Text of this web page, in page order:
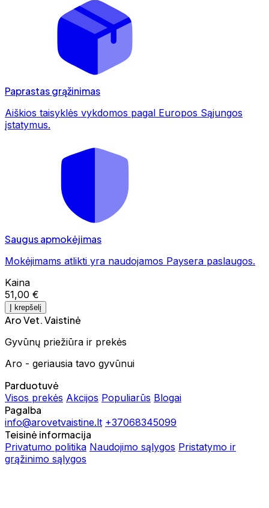
Paprastas grąžinimas
Aiškios taisyklės vykdomos pagal Europos Sąjungos
įstatymus.
Saugus apmokėjimas
Mokėjimams atlikti yra naudojamos Paysera paslaugos.
Kaina
51,00 €
Į krepšelį
Aro Vet. Vaistinė
Gyvūnų priežiūra ir prekės
Aro - geriausia tavo gyvūnui
Parduotuvė
Visos prekės Akcijos Populiarūs Blogai
Pagalba
info@arovetvaistine.lt +37068345099
Teisinė informacija
Privatumo politika Naudojimo sąlygos Pristatymo ir
grąžinimo sąlygos